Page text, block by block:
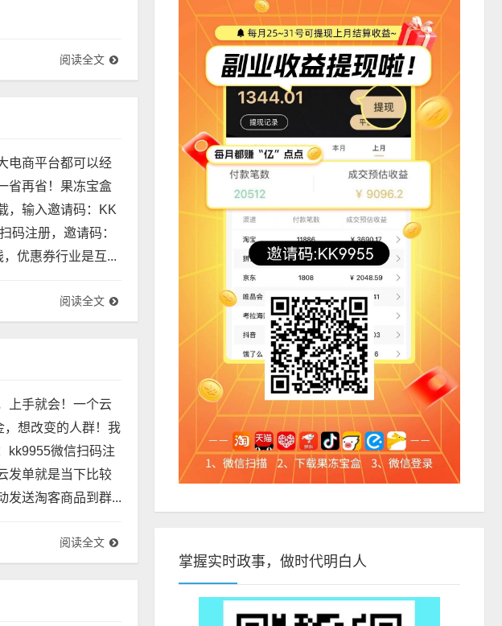
阅读全文
电商平台都可以经
省再省！果冻宝盒
，输入邀请码：KK
码注册，邀请码：
优惠券行业是互...
阅读全文
上手就会！一个云
想改变的人群！我
kk9955微信扫码注
发单就是当下比较
发送淘客商品到群...
掌握实时政事，做时代明白人